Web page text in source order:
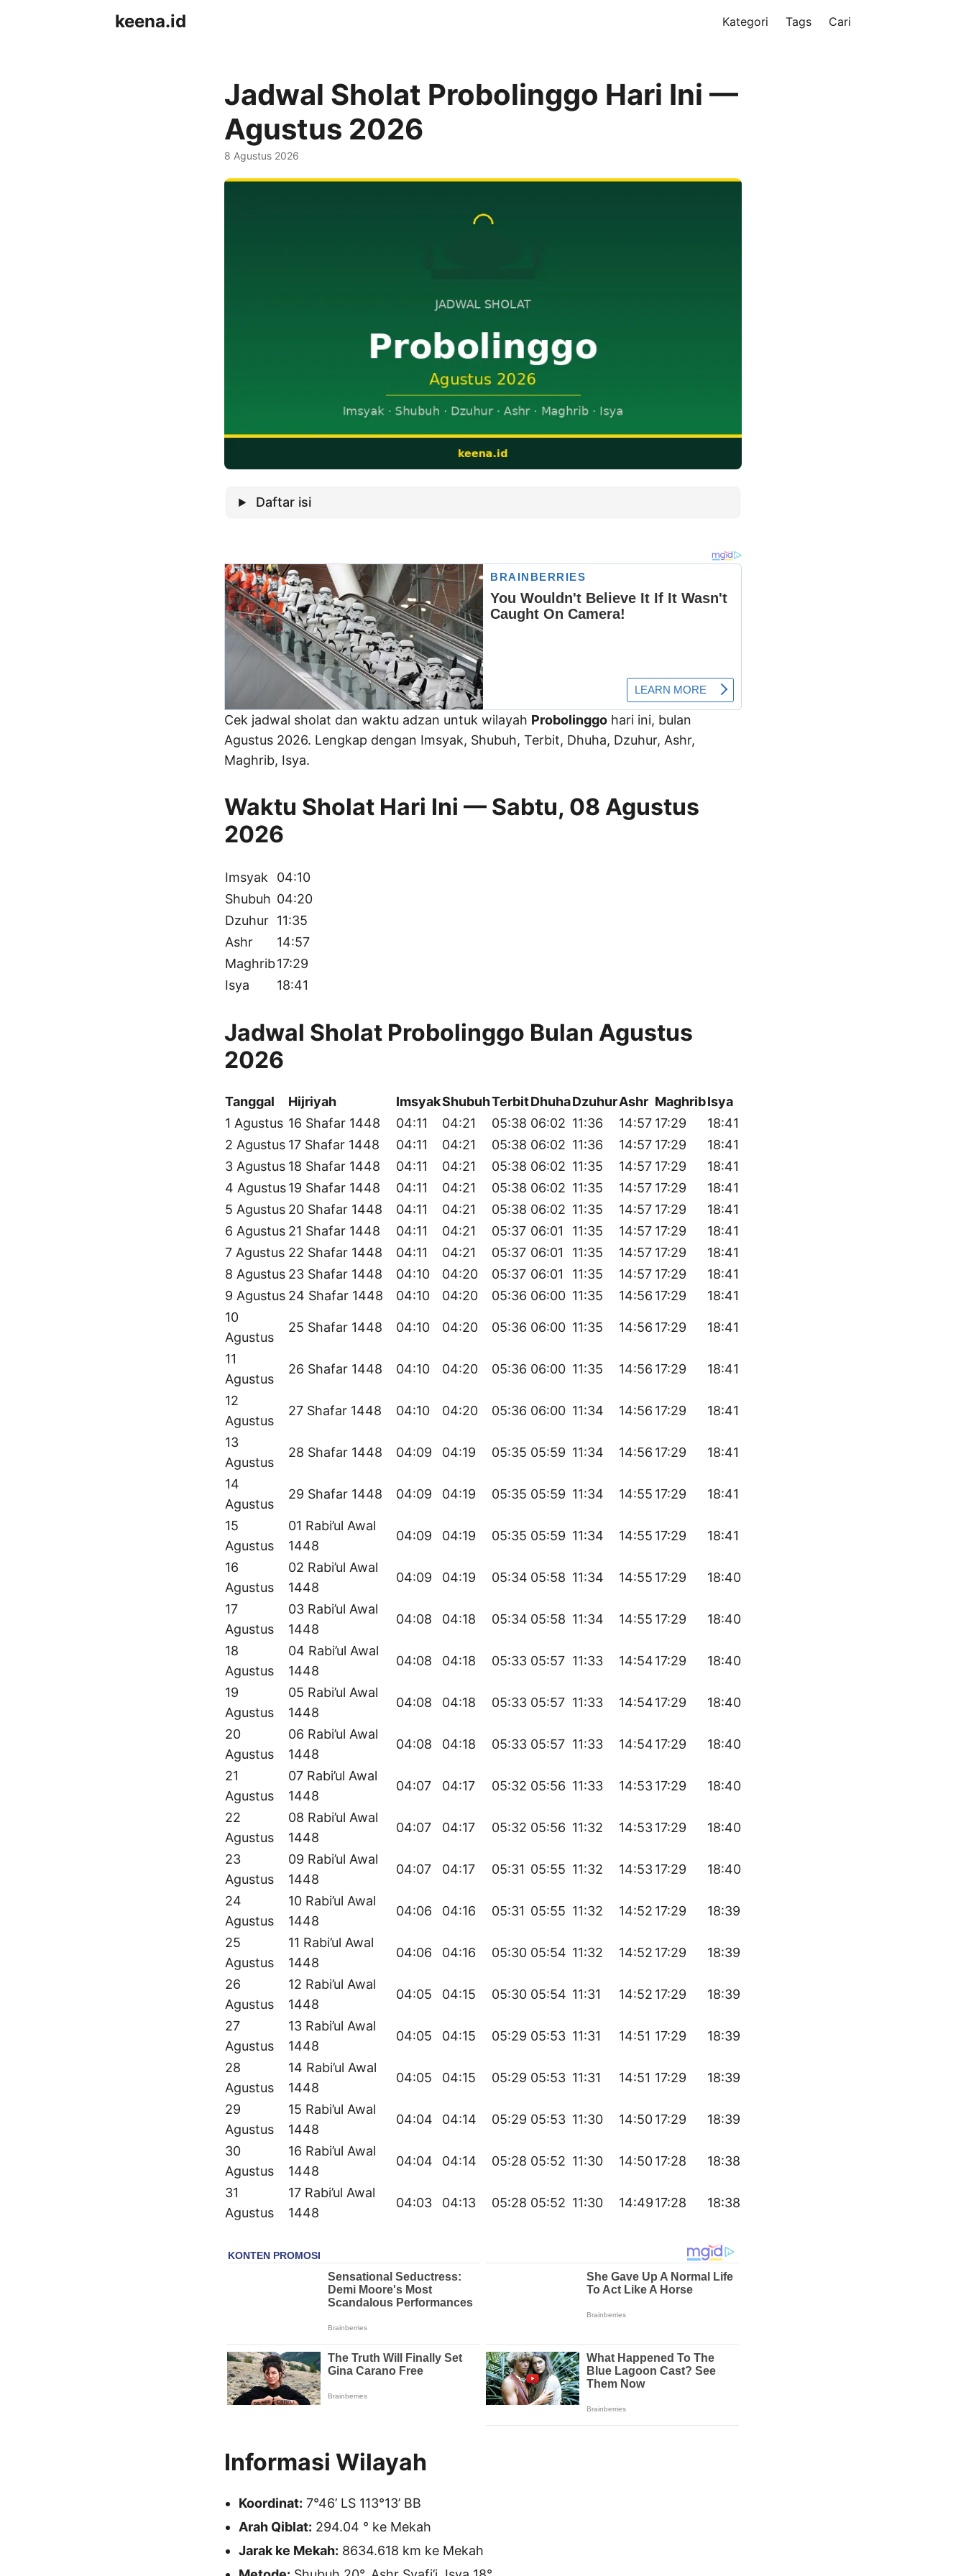
keena.id Kategori Tags Cari
Jadwal Sholat Probolinggo Hari Ini —
Agustus 2026
8 Agustus 2026
Daftar isi
Cek jadwal sholat dan waktu adzan untuk wilayah Probolinggo hari ini, bulan
Agustus 2026. Lengkap dengan Imsyak, Shubuh, Terbit, Dhuha, Dzuhur, Ashr,
Maghrib, Isya.
Waktu Sholat Hari Ini — Sabtu, 08 Agustus
2026
Imsyak
04:10
Shubuh 04:20
Dzuhur 11:35
Ashr
14:57
Maghrib17:29
Isya
18:41
Jadwal Sholat Probolinggo Bulan Agustus
2026
Tanggal Hijriyah ImsyakShubuhTerbitDhuhaDzuhurAshr MaghribIsya
1 Agustus 16 Shafar 1448 04:11 04:21 05:38 06:02 11:36 14:57 17:29
18:41
2 Agustus 17 Shafar 1448 04:11 04:21 05:38 06:02 11:36 14:57 17:29
18:41
3 Agustus 18 Shafar 1448 04:11 04:21 05:38 06:02 11:35 14:57 17:29
18:41
4 Agustus19 Shafar 1448 04:11 04:21 05:38 06:02 11:35 14:57 17:29
18:41
5 Agustus 20 Shafar 1448 04:11 04:21 05:38 06:02 11:35 14:57 17:29
18:41
6 Agustus 21 Shafar 1448 04:11 04:21 05:37 06:01 11:35 14:57 17:29
18:41
7 Agustus 22 Shafar 1448 04:11 04:21 05:37 06:01 11:35 14:57 17:29
18:41
8 Agustus 23 Shafar 1448 04:10 04:20 05:37 06:01 11:35 14:57 17:29
18:41
9 Agustus 24 Shafar 1448 04:10 04:20 05:36 06:00 11:35 14:56 17:29
18:41
10
Agustus
25 Shafar 1448 04:10 04:20 05:36 06:00 11:35 14:56 17:29 18:41
11
Agustus
26 Shafar 1448 04:10 04:20 05:36 06:00 11:35 14:56 17:29 18:41
12
Agustus
27 Shafar 1448 04:10 04:20 05:36 06:00 11:34 14:56 17:29 18:41
13
Agustus
28 Shafar 1448 04:09 04:19 05:35 05:59 11:34 14:56 17:29 18:41
14
Agustus
29 Shafar 1448 04:09 04:19 05:35 05:59 11:34 14:55 17:29 18:41
15
Agustus
01 Rabi’ul Awal
1448
04:09 04:19 05:35 05:59 11:34 14:55 17:29 18:41
16
Agustus
02 Rabi’ul Awal
1448
04:09 04:19 05:34 05:58 11:34 14:55 17:29 18:40
17
Agustus
03 Rabi’ul Awal
1448
04:08 04:18 05:34 05:58 11:34 14:55 17:29 18:40
18
Agustus
04 Rabi’ul Awal
1448
04:08 04:18 05:33 05:57 11:33 14:5417:29 18:40
19
Agustus
05 Rabi’ul Awal
1448
04:08 04:18 05:33 05:57 11:33 14:5417:29 18:40
20
Agustus
06 Rabi’ul Awal
1448
04:08 04:18 05:33 05:57 11:33 14:5417:29 18:40
21
Agustus
07 Rabi’ul Awal
1448
04:07 04:17 05:32 05:56 11:33 14:5317:29 18:40
22
Agustus
08 Rabi’ul Awal
1448
04:07 04:17 05:32 05:56 11:32 14:5317:29 18:40
23
Agustus
09 Rabi’ul Awal
1448
04:07 04:17 05:31 05:55 11:32 14:5317:29 18:40
24
Agustus
10 Rabi’ul Awal
1448
04:06 04:16 05:31 05:55 11:32 14:52 17:29 18:39
25
Agustus
11 Rabi’ul Awal
1448
04:06 04:16 05:30 05:54 11:32 14:52 17:29 18:39
26
Agustus
12 Rabi’ul Awal
1448
04:05 04:15 05:30 05:54 11:31 14:52 17:29 18:39
27
Agustus
13 Rabi’ul Awal
1448
04:05 04:15 05:29 05:53 11:31 14:51 17:29 18:39
28
Agustus
14 Rabi’ul Awal
1448
04:05 04:15 05:29 05:53 11:31 14:51 17:29 18:39
29
Agustus
15 Rabi’ul Awal
1448
04:04 04:14 05:29 05:53 11:30 14:5017:29 18:39
30
Agustus
16 Rabi’ul Awal
1448
04:04 04:14 05:28 05:52 11:30 14:5017:28 18:38
31
Agustus
17 Rabi’ul Awal
1448
04:03 04:13 05:28 05:52 11:30 14:4917:28 18:38
Informasi Wilayah
Koordinat: 7°46’ LS 113°13’ BB
Arah Qiblat: 294.04 ° ke Mekah
Jarak ke Mekah: 8634.618 km ke Mekah